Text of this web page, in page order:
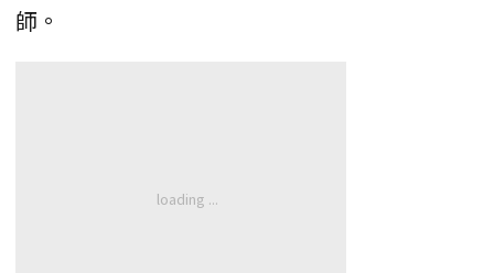
師。